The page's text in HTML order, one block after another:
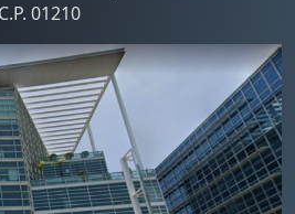
01210